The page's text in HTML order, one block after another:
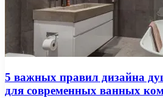
5 важных правил дизайна
для современных ванных